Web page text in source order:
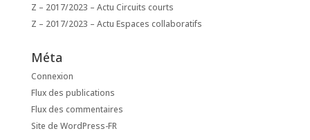
Z – 2017/2023 – Actu Circuits courts
Z – 2017/2023 – Actu Espaces collaboratifs
Méta
Connexion
Flux des publications
Flux des commentaires
Site de WordPress-FR